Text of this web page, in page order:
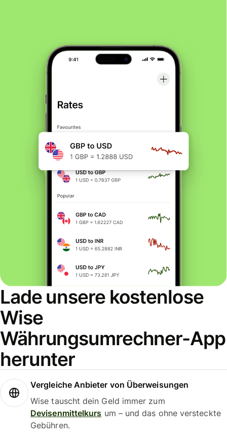
Lade unsere kostenlose
Wise
Währungsumrechner-App
herunter
Vergleiche Anbieter von Überweisungen
Wise tauscht dein Geld immer zum
Devisenmittelkurs um – und das ohne versteckte
Gebühren.